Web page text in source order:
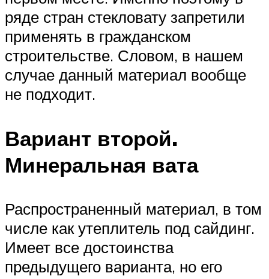
ряде стран стекловату запретили
применять в гражданском
строительстве. Словом, в нашем
случае данный материал вообще
не подходит.
Вариант второй.
Минеральная вата
Распространенный материал, в том
числе как утеплитель под сайдинг.
Имеет все достоинства
предыдущего варианта, но его